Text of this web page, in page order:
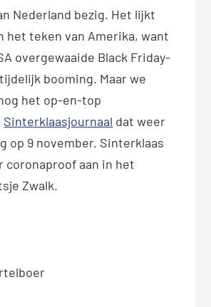
Nederland bezig. Het lijkt
het teken van Amerika, want
overgewaaide Black Friday-
booming. Maar we
het op-en-top
Sinterklaasjournaal dat weer
op 9 november. Sinterklaas
coronaproof aan in het
Zwalk.